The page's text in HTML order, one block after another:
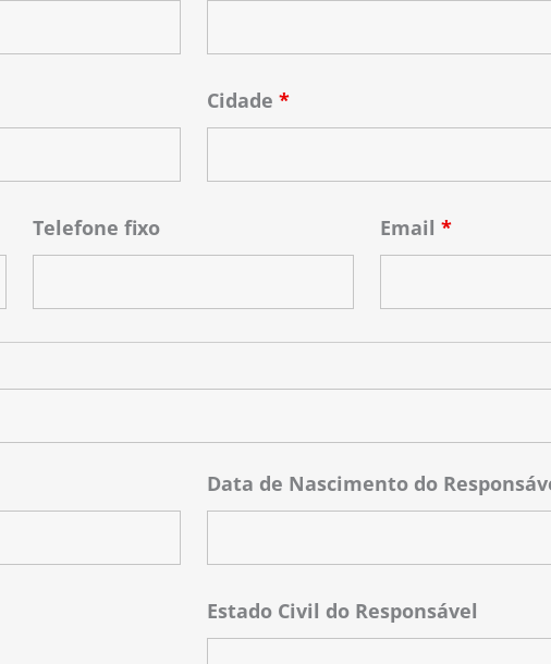
Cidade *
Telefone fixo Email*
Data de Nascimento do
Estado Civil do Responsável